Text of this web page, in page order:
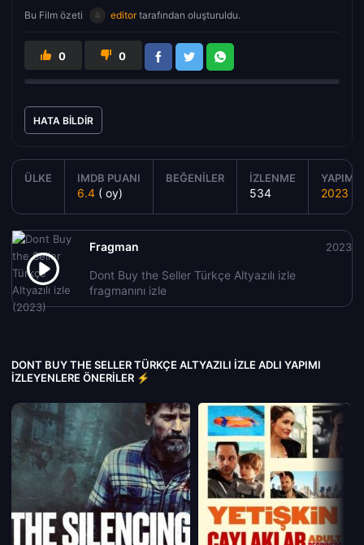
Bu Film özeti editortarafından oluşturuldu.
0 0
HATA BILDIR
ÜLKE IMDB PUANI
6.4 ( oy)
BEĞENILER İZLENME
534
YAPIM
2023
Fragman
Dont Buy the Seller Türkçe Altyazılı izle
fragmanını izle
2023
DONT BUY THE SELLER TÜRKÇE ALTYAZILI IZLE ADLI YAPIMI
İZLEYENLERE ÖNERILER ⚡